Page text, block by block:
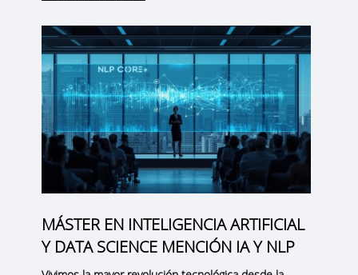
MÁSTER EN INTELIGENCIA ARTIFICIAL
Y DATA SCIENCE MENCIÓN IA Y NLP